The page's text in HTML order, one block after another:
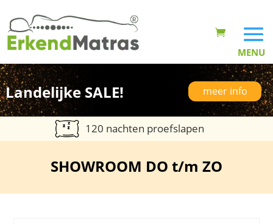
Landelijke SALE! meer info
120 nachten proefslapen
SHOWROOM DO t/m ZO